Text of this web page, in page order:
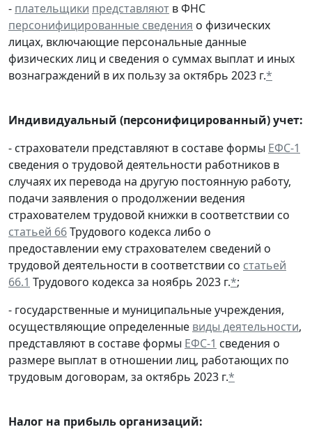
- плательщики представляют в ФНС
персонифицированные сведения о физических
лицах, включающие персональные данные
физических лиц и сведения о суммах выплат и иных
вознаграждений в их пользу за октябрь 2023 г.*
Индивидуальный (персонифицированный) учет:
- страхователи представляют в составе формы ЕФС-1
сведения о трудовой деятельности работников в
случаях их перевода на другую постоянную работу,
подачи заявления о продолжении ведения
страхователем трудовой книжки в соответствии со
статьей 66Трудового кодекса либо о
предоставлении ему страхователем сведений о
трудовой деятельности в соответствии со статьей
66.1 Трудового кодекса за ноябрь 2023 г.*;
- государственные и муниципальные учреждения,
осуществляющие определенные виды деятельности,
представляют в составе формы ЕФС-1 сведения о
размере выплат в отношении лиц, работающих по
трудовым договорам, за октябрь 2023 г.*
Налог на прибыль организаций: